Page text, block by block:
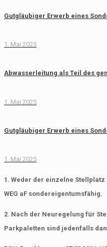
Gutgläubiger Erwerb eines
1. Mai 2025
Abwasserleitung als Teil des
1. Mai 2025
Gutgläubiger Erwerb eines
1. Mai 2025
1. Weder der einzelne
WEG aF sondereigentumsfähig.
2. Nach der Neuregelung für
Parkpaletten sind jedenfalls